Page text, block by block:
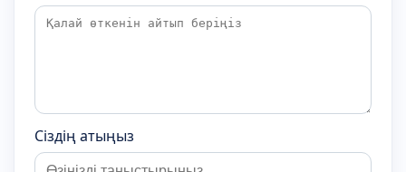
Сіздің атыңыз